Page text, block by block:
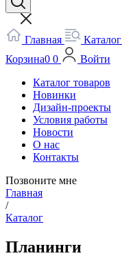
Главная Каталог
Корзина0 0
Войти
Каталог товаров
Новинки
Дизайн-проекты
Условия работы
Новости
О нас
Контакты
Позвоните мне
Главная
/
Каталог
Планинги